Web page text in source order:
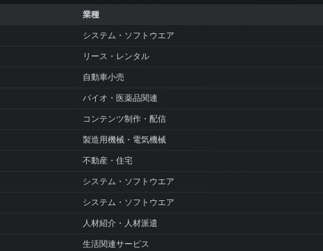
業種
システム・ソフトウエア
リース・レンタル
自動車小売
バイオ・医薬品関連
コンテンツ制作・配信
製造用機械・電気機械
不動産・住宅
システム・ソフトウエア
システム・ソフトウエア
人材紹介・人材派遣
生活関連サービス